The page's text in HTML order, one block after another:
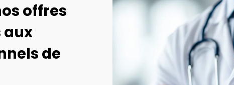
vos
Élargissez la recherche ou réinitialisez les filtres pour
offres
aux
de